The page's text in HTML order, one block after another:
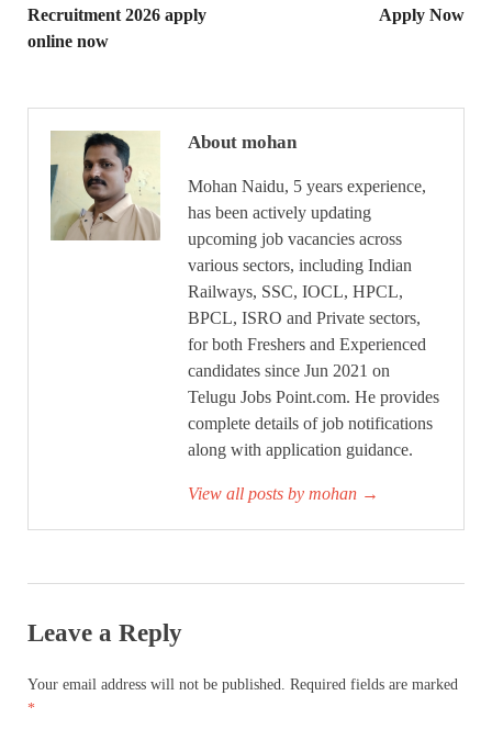
Recruitment 2026 apply
online now
Apply Now
About mohan
Mohan Naidu, 5 years experience,
has been actively updating
upcoming job vacancies across
various sectors, including Indian
Railways, SSC, IOCL, HPCL,
BPCL, ISRO and Private sectors,
for both Freshers and Experienced
candidates since Jun 2021 on
Telugu Jobs Point.com. He provides
complete details of job notifications
along with application guidance.
View all posts by mohan →
Leave a Reply
Your email address will not be published. Required fields are marked
*